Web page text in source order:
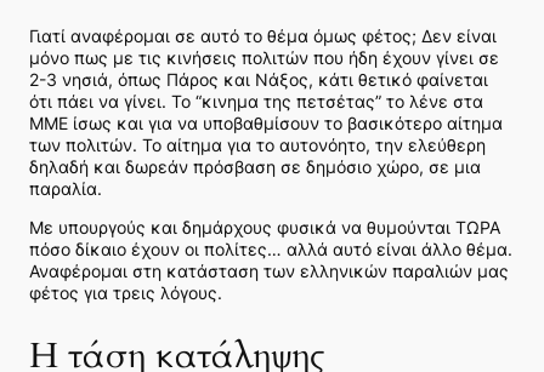
Γιατί αναφέρομαι σε αυτό το θέμα όμως φέτος; Δεν είναι
μόνο πως με τις κινήσεις πολιτών που ήδη έχουν γίνει σε
2-3 νησιά, όπως Πάρος και Νάξος, κάτι θετικό φαίνεται
ότι πάει να γίνει. Το “κινημα της πετσέτας” το λένε στα
ΜΜΕ ίσως και για να υποβαθμίσουν το βασικότερο αίτημα
των πολιτών. Το αίτημα για το αυτονόητο, την ελεύθερη
δηλαδή και δωρεάν πρόσβαση σε δημόσιο χώρο, σε μια
παραλία.
Με υπουργούς και δημάρχους φυσικά να θυμούνται ΤΩΡΑ
πόσο δίκαιο έχουν οι πολίτες… αλλά αυτό είναι άλλο θέμα.
Αναφέρομαι στη κατάσταση των ελληνικών παραλιών μας
φέτος για τρεις λόγους.
Η τάση κατάληψης